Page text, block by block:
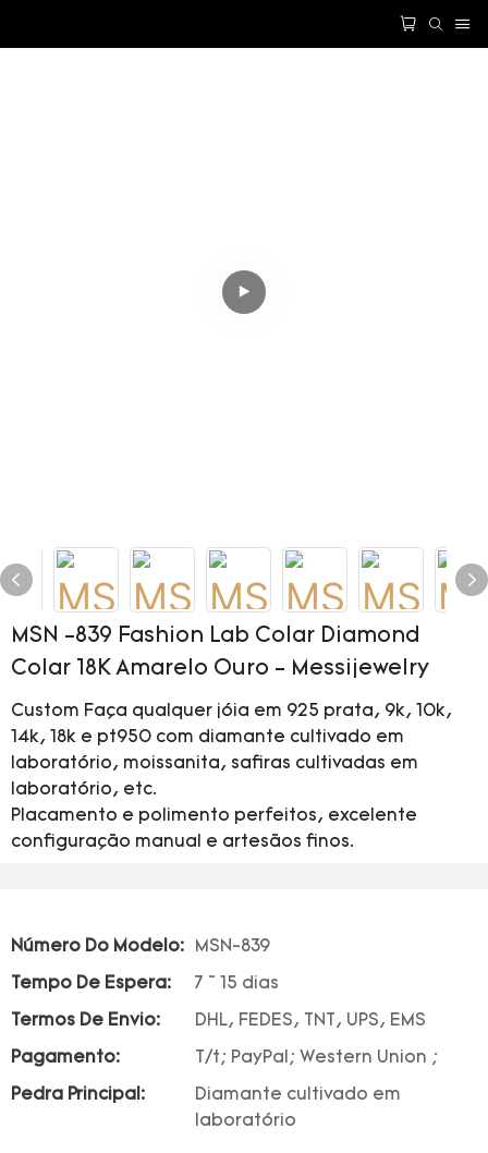
MSN -839 Fashion Lab Colar Diamond
Colar 18K Amarelo Ouro - Messijewelry
Custom Faça qualquer jóia em 925 prata, 9k, 10k,
14k, 18k e pt950 com diamante cultivado em
laboratório, moissanita, safiras cultivadas em
laboratório, etc.
Placamento e polimento perfeitos, excelente
configuração manual e artesãos finos.
Número Do Modelo: MSN-839
Tempo De Espera: 7 ~ 15 dias
Termos De Envio: DHL, FEDES, TNT, UPS, EMS
Pagamento: T/t; PayPal; Western Union ;
Pedra Principal:
Diamante cultivado em
laboratório